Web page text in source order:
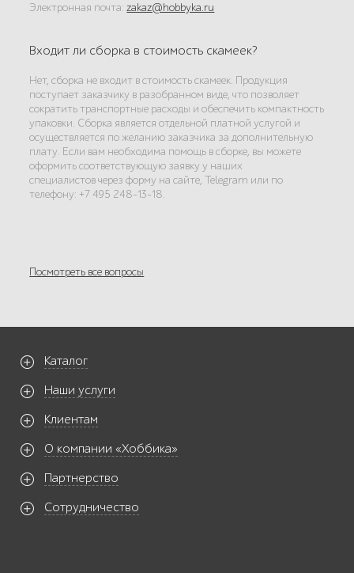
Электронная почта:zakaz@hobbyka.ru
Входит ли сборка в стоимость скамеек?
Нет, сборка не входит в стоимость скамеек. Продукция
поступает заказчику в разобранном виде, что позволяет
сократить транспортные расходы и обеспечить компактность
упаковки. Сборка является отдельной платной услугой и
осуществляется по желанию заказчика за дополнительную
плату. Если вам необходима помощь в сборке, вы можете
оформить соответствующую заявку у наших
специалистов через форму на сайте, Telegram или по
телефону: +7 495 248-13-18.
Посмотреть все вопросы
Каталог
Наши услуги
Клиентам
О компании «Хоббика»
Партнерство
Сотрудничество